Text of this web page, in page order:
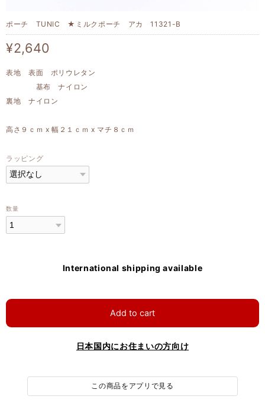
ポーチ TUNIC ★ミルクポーチ アカ 11321-B
¥2,640
表地 表面 ポリウレタン
基布 ナイロン
裏地 ナイロン
高さ９ｃｍ x 幅２１ｃｍ x マチ８ｃｍ
ラッピング
数量
International shipping available
Add to cart
日本国内にお住まいの方向け
この商品をアプリで見る